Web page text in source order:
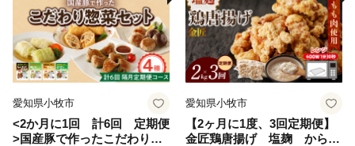
なお、申請後に氏名や住所変更等が生じた場合はご連絡
ください。
【ワンストップ特例申請書の送付先】
宮崎県児湯郡都農町大字川北1432-15
都農町ふるさと納税 ワンストップ受付センター 宛
愛知県小牧市
<2か月に1回 計6回 定期便
>国産豚で作ったこだわり惣
愛知県小牧市
【2ヶ月に1度、3回定期便】
金匠鶏唐揚げ 塩麹 からあ